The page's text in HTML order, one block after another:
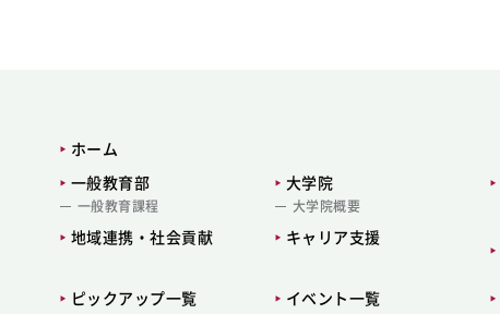
ホーム
一般教育部
一般教育課程
大学院
大学院概要
地域連携・社会貢献 キャリア支援
ピックアップ一覧 イベント一覧